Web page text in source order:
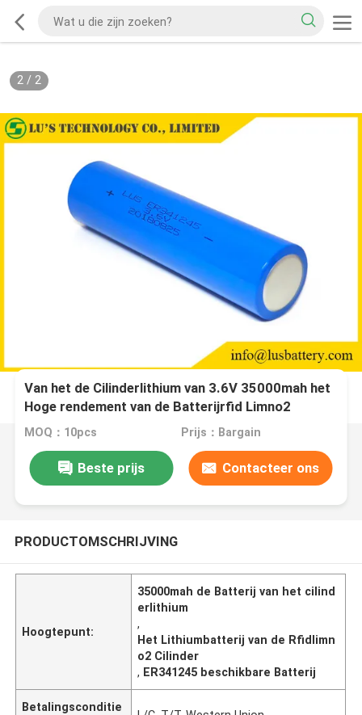
2/ 2
Van het de Cilinderlithium van 3.6V 35000mah het
Hoge rendement van de Batterijrfid Limno2
ER341245 DD
MOQ：10pcs Prijs：Bargain
Beste prijs Contacteer ons
PRODUCTOMSCHRIJVING
Hoogtepunt:
35000mah de Batterij van het cilind
erlithium
,
Het Lithiumbatterij van de Rfidlimn
o2 Cilinder
, ER341245 beschikbare Batterij
Betalingsconditie